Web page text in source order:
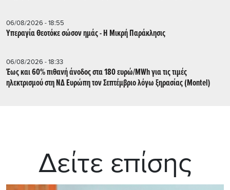
06/08/2026 - 18:55
Υπεραγία Θεοτόκε σώσον ημάς - Η Μικρή Παράκλησις
06/08/2026 - 18:33
Έως και 60% πιθανή άνοδος στα 180 ευρώ/MWh για τις τιμές
ηλεκτρισμού στη ΝΔ Ευρώπη τον Σεπτέμβριο λόγω ξηρασίας (Montel)
Δείτε επίσης